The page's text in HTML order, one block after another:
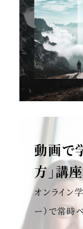
動画で
方」講座
オンライン
ー）で常時